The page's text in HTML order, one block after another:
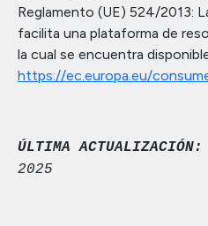
Reglamento (UE) 524/2013:
facilita una plataforma de
la cual se encuentra
https://ec.europa.eu/
ÚLTIMA ACTUALIZACIÓN:
2025